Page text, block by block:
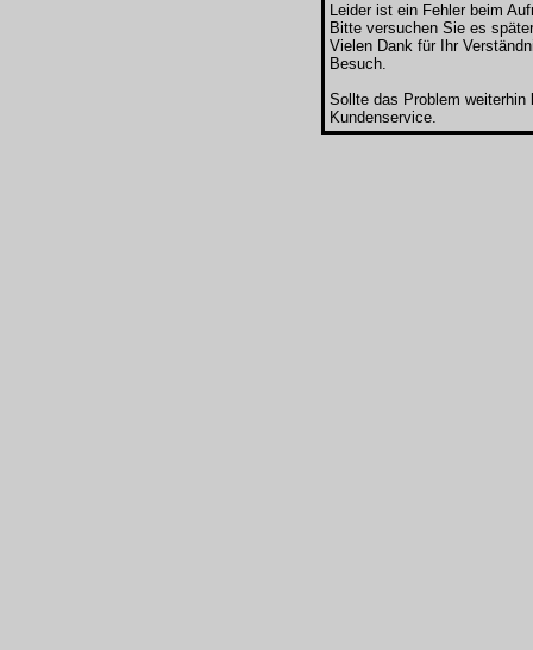
Leider ist ein Fehler beim
Bitte versuchen Sie es
Vielen Dank für Ihr
Besuch.
Sollte das Problem
Kundenservice.